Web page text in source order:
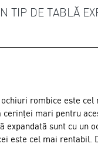
TIP DE TABLĂ
rombice este
cerinței mari pentru
expandată sunt cu un
este cel mai rentabil.